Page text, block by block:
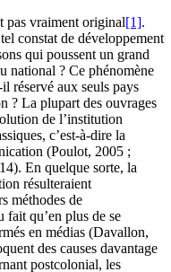
pas vraiment original[1].
constat de développement
qui poussent un grand
national ? Ce phénomène
réservé aux seuls pays
? La plupart des ouvrages
de l’institution
c’est-à-dire la
(Poulot, 2005 ;
En quelque sorte, la
résulteraient
méthodes de
fait qu’en plus de se
en médias (Davallon,
des causes davantage
postcolonial, les